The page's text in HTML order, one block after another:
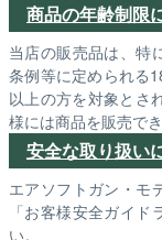
商品の年齢制限
当店の販売品は、特
条例等に定められる
以上の方を対象とさ
様には商品を販売でき
安全な取り扱い
エアソフトガン・モ
「お客様安全ガイ
い。